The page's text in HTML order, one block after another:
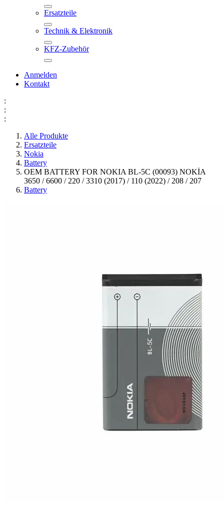
Ersatzteile
Technik & Elektronik
KFZ-Zubehör
Anmelden
Kontakt
:
:
:
Alle Produkte
Ersatzteile
Nokia
Battery
OEM BATTERY FOR NOKIA BL-5C (00093) NOKİA
3650 / 6600 / 220 / 3310 (2017) / 110 (2022) / 208 / 207
Battery